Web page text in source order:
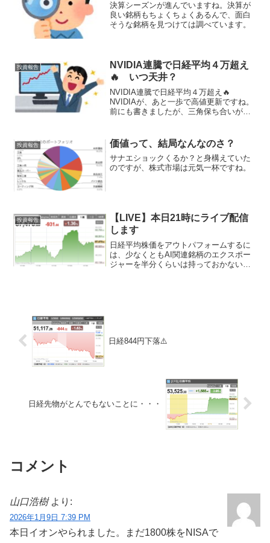
決算シーズンが進んでいますね。決算が
良い銘柄もちょくちょくあるんで、面白
そうな銘柄を見つけては調べています。
投資報告
NVIDIA連騰で日経平均４万超え
🔥 いつ天井？
NVIDIA連騰で日経平均４万超え🔥
NVIDIAが、あと一歩で高値更新ですね。
前にも書きましたが、三角保ち合いが上
でリバランスの売りが入りにくいからだ
と思います。「保ち合...
投資報告 価値って、結局なんなのさ？
サナエショックくるか？と身構えていた
のですが、株式市場は元気一杯ですね。
投資報告
【LIVE】本日21時にライブ配信
します
日経平均株価をアウトパフォームするに
は、少なくともAI関連銘柄のエクスポー
ジャーを半分くらいは持っておかないと
日経844円下落⚠️
日経先物がとんでもないことに・・・
コメント
山口浩樹 より:
2026年1月9日 7:39 PM
本日イオンやられました。まだ1800株をNISAで